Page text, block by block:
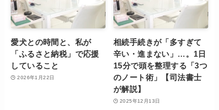
愛犬との時間と、私が
「ふるさと納税」で応援
していること
2026年1月22日
相続手続きが「多すぎて
辛い・進まない」…。1日
15分で頭を整理する「3つ
のノート術」【司法書士
が解説】
2025年12月13日